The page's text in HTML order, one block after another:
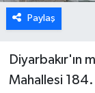
Paylaş
Diyarbakır'ın
Mahallesi